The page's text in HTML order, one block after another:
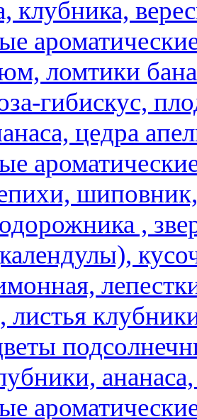
клубника,
ломтики
гибискус,
цедра
,